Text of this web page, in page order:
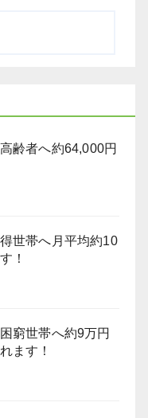
齢者へ約64,000円
世帯へ月平均約10
！
窮世帯へ約9万円
ます！